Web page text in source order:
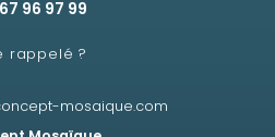
96 97 99
rappelé ?
mosaique.com